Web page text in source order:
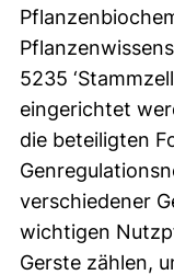
5235
eingerichtet
die beteiligten
verschiedener
wichtigen
Gerste zählen,